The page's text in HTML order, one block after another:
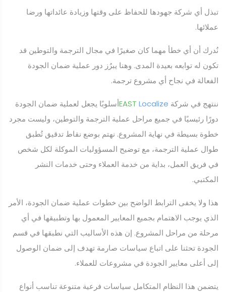
تبذل أي شركة جهودها للحفاظ على وقتها وزيادة عائداتها ورضا
عملائها.
نُدرك أن أي خطأ مهما كان صغيرًا في مجال الترجمة والتوطين قد
تكون له توابعه بعيدة المدى. وهنا يبرُز دور عملية ضمان الجودة
الفعالة في نجاح أي مشروع ترجمة.
ننتهج في شركة EAST Localize
أسلوبًا يجعل لعملية ضمان الجودة
دورًا رئيسيًا في جميع مراحل عملية الترجمة والتوطين، وليست مجرد
خطوة بسيطة في نهاية المشروع. نهتم بوضع نقاط تدقيق تُطبق
طوال عملية الترجمة، مع توضيح المسؤوليات الموكلة لكل شخص
في فريق العمل، بداية من خدمة العملاء وحتى خدمات النشر
المكتبي.
هذا ولا يخفى الترابط الواضح بين خطوات عملية ضمان الجودة، الأمر
الذي يوجب الاهتمام بجميع المعايير المعمول بها وتطبيقها في أي
مرحلة من مراحل المشروع. إن هذه الأساليب التي نطبقها في قسم
الجودة تحثنا على اتباع سياسات صارمة تهدف إلى ضمان الوصول
إلى أعلى معايير الجودة في مشروعات للعملاء.
يتضمن هذا النظام المتكامل سياسات فرعية متنوعة تناسب أنواع